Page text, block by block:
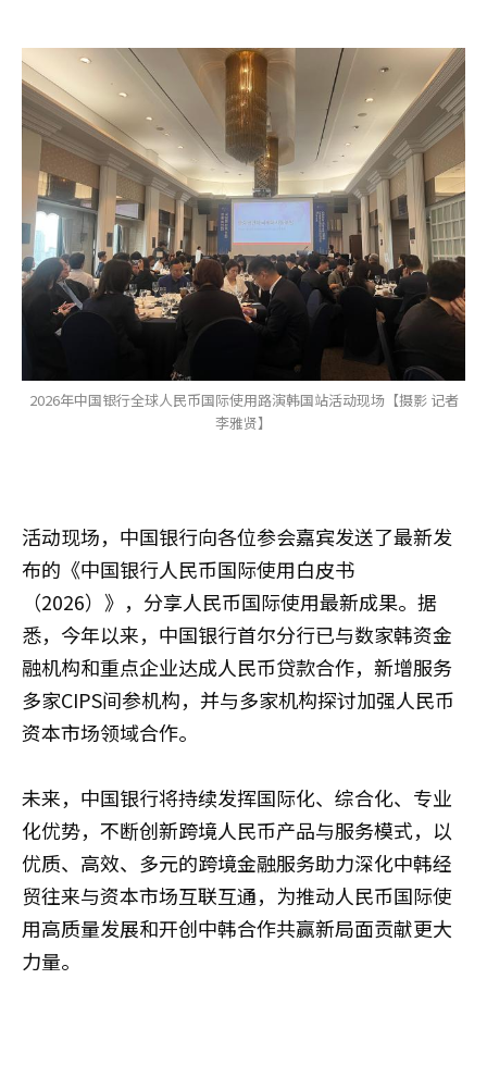
2026年中国银行全球人民币国际使用路演韩国站活动现场【摄影 记者
李雅贤】
活动现场，中国银行向各位参会嘉宾发送了最新发
布的《中国银行人民币国际使用白皮书
（2026）》，分享人民币国际使用最新成果。据
悉，今年以来，中国银行首尔分行已与数家韩资金
融机构和重点企业达成人民币贷款合作，新增服务
多家CIPS间参机构，并与多家机构探讨加强人民币
资本市场领域合作。
未来，中国银行将持续发挥国际化、综合化、专业
化优势，不断创新跨境人民币产品与服务模式，以
优质、高效、多元的跨境金融服务助力深化中韩经
贸往来与资本市场互联互通，为推动人民币国际使
用高质量发展和开创中韩合作共赢新局面贡献更大
力量。